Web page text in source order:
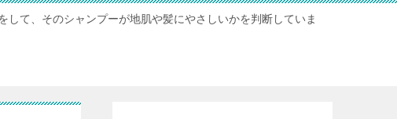
して、そのシャンプーが地肌や髪にやさしいかを判断していま